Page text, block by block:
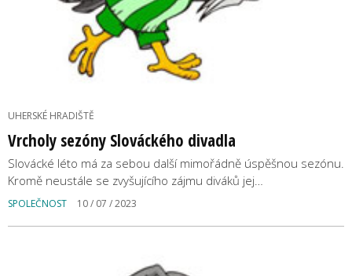
UHERSKÉ HRADIŠTĚ
Vrcholy sezóny Slováckého divadla
Slovácké léto má za sebou další mimořádně úspěšnou sezónu.
Kromě neustále se zvyšujícího zájmu diváků jej…
SPOLEČNOST 10 / 07 / 2023